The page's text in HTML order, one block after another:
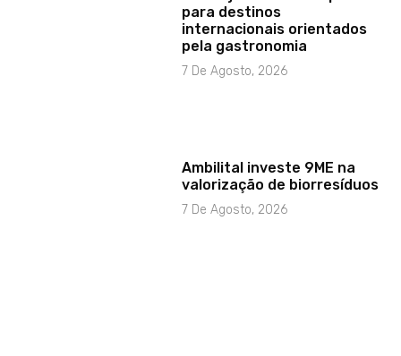
para destinos
internacionais orientados
pela gastronomia
7 De Agosto, 2026
Ambilital investe 9ME na
valorização de biorresíduos
7 De Agosto, 2026